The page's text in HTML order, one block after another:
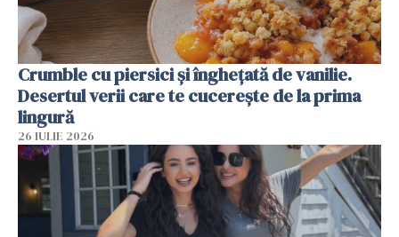
Crumble cu piersici și înghețată de vanilie.
Desertul verii care te cucerește de la prima
lingură
26 IULIE 2026